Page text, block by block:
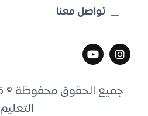
تواصل معنا
التعليم